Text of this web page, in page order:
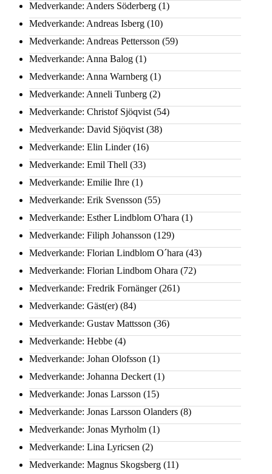
Medverkande: Anders Söderberg (1)
Medverkande: Andreas Isberg (10)
Medverkande: Andreas Pettersson (59)
Medverkande: Anna Balog (1)
Medverkande: Anna Warnberg (1)
Medverkande: Anneli Tunberg (2)
Medverkande: Christof Sjöqvist (54)
Medverkande: David Sjöqvist (38)
Medverkande: Elin Linder(16)
Medverkande: Emil Thell (33)
Medverkande: Emilie Ihre (1)
Medverkande: Erik Svensson (55)
Medverkande: Esther Lindblom O'hara (1)
Medverkande: Filiph Johansson (129)
Medverkande: Florian Lindblom O´hara (43)
Medverkande: Florian Lindbom Ohara (72)
Medverkande: Fredrik Fornänger(261)
Medverkande: Gäst(er) (84)
Medverkande: Gustav Mattsson (36)
Medverkande: Hebbe (4)
Medverkande: Johan Olofsson (1)
Medverkande: Johanna Deckert (1)
Medverkande: Jonas Larsson (15)
Medverkande: Jonas Larsson Olanders (8)
Medverkande: Jonas Myrholm (1)
Medverkande: Lina Lyricsen (2)
Medverkande: Magnus Skogsberg (11)